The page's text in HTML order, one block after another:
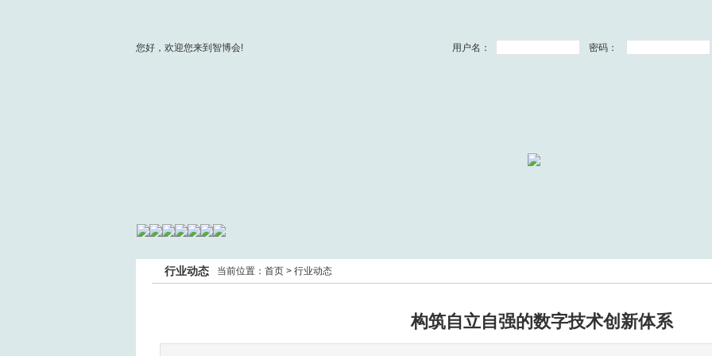
您好，欢迎您来到智博会! 用户名： 密码：
行业动态 当前位置： 首页> 行业动态
构筑自立自强的数字技术创新体系